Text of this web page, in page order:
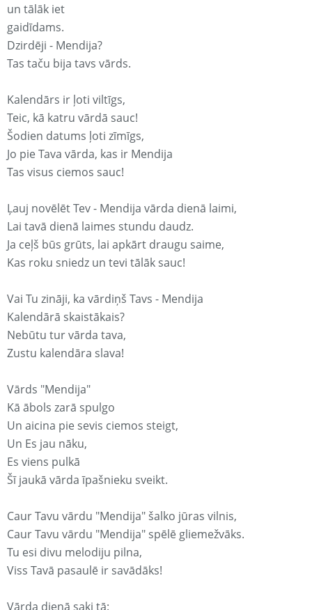
un tālāk iet
gaidīdams.
Dzirdēji - Mendija?
Tas taču bija tavs vārds.
Kalendārs ir ļoti viltīgs,
Teic, kā katru vārdā sauc!
Šodien datums ļoti zīmīgs,
Jo pie Tava vārda, kas ir Mendija
Tas visus ciemos sauc!
Ļauj novēlēt Tev - Mendija vārda dienā laimi,
Lai tavā dienā laimes stundu daudz.
Ja ceļš būs grūts, lai apkārt draugu saime,
Kas roku sniedz un tevi tālāk sauc!
Vai Tu zināji, ka vārdiņš Tavs - Mendija
Kalendārā skaistākais?
Nebūtu tur vārda tava,
Zustu kalendāra slava!
Vārds "Mendija"
Kā ābols zarā spulgo
Un aicina pie sevis ciemos steigt,
Un Es jau nāku,
Es viens pulkā
Šī jaukā vārda īpašnieku sveikt.
Caur Tavu vārdu "Mendija" šalko jūras vilnis,
Caur Tavu vārdu "Mendija" spēlē gliemežvāks.
Tu esi divu melodiju pilna,
Viss Tavā pasaulē ir savādāks!
Vārda dienā saki tā: